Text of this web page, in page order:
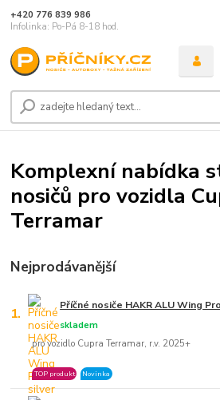
+420 776 839 986
Infolinka: Po-Pá 8-18 hod.
Komplexní nabídka
nosičů pro vozidla
Terramar
Nejprodávanější
1. Příčné nosiče HAKR ALU Wing
pro vozidlo Cupra Terramar, r.v. 2025+
skladem
TOP produkt Novinka